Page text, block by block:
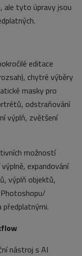
ale tyto úpravy jsou
editace
chytré výběry
masky pro
odstraňování
výplň, zvětšení
možností
expandování
výplň objektů,
předplatnými.
nástroj s AI